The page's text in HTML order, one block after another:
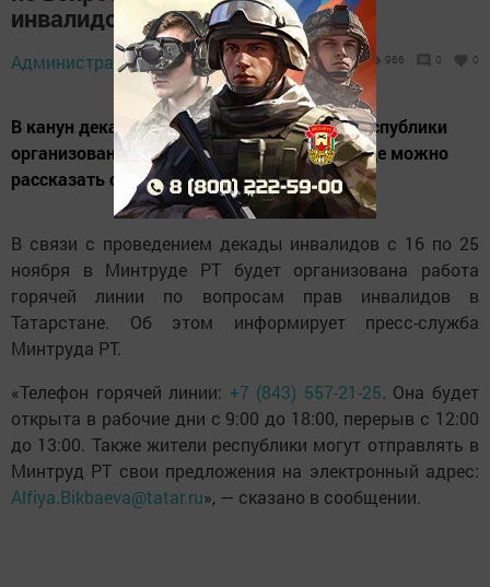
инвалидов
Администратор, 24 ноября 2020 - 09:41 966 0 0
В канун декады инвалидов для жителей республики
организована консультация по телефону, где можно
рассказать о своих талантах.
В связи с проведением декады инвалидов с 16 по 25
ноября в Минтруде РТ будет организована работа
горячей линии по вопросам прав инвалидов в
Татарстане. Об этом информирует пресс-служба
Минтруда РТ.
«Телефон горячей линии: +7 (843) 557-21-25. Она будет
открыта в рабочие дни с 9:00 до 18:00, перерыв с 12:00
до 13:00. Также жители республики могут отправлять в
Минтруд РТ свои предложения на электронный адрес:
Alfiya.Bikbaeva@tatar.ru», — сказано в сообщении.